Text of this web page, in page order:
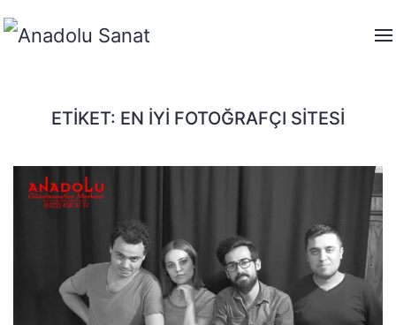
ETIKET: EN İYI FOTOĞRAFÇI SITESI